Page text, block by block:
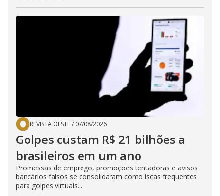
REVISTA OESTE/ 07/08/2026
Golpes custam R$ 21 bilhões a
brasileiros em um ano
Promessas de emprego, promoções tentadoras e avisos
bancários falsos se consolidaram como iscas frequentes
para golpes virtuais...